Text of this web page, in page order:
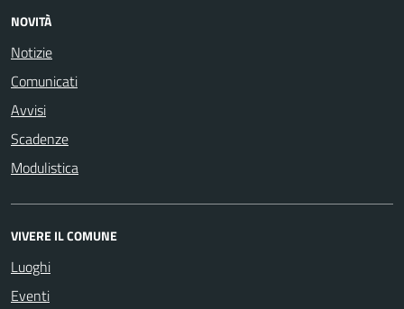
NOVITÀ
Notizie
Comunicati
Avvisi
Scadenze
Modulistica
VIVERE IL COMUNE
Luoghi
Eventi